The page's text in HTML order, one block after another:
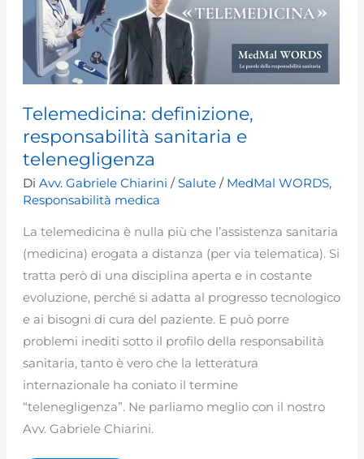
Telemedicina: definizione,
responsabilità sanitaria e
telenegligenza
DiAvv. Gabriele Chiarini/Salute / MedMal WORDS,
Responsabilità medica
La telemedicina è nulla più che l’assistenza sanitaria
(medicina) erogata a distanza (per via telematica). Si
tratta però di una disciplina aperta e in costante
evoluzione, perché si adatta al progresso tecnologico
e ai bisogni di cura del paziente. E può porre
problemi inediti sotto il profilo della responsabilità
sanitaria, tanto è vero che la letteratura
internazionale ha coniato il termine
“telenegligenza”. Ne parliamo meglio con il nostro
Avv. Gabriele Chiarini.